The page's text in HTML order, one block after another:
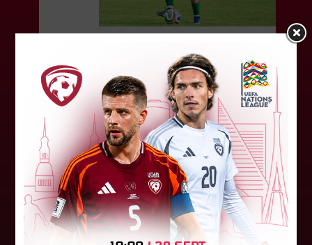
atzīta Keita Zviedre
Par "LuckyBet" Sieviešu futbola līgas jūnija
labāko spēlētāju atzīta FS "Metta" spēlētāja
Keita Zviedre. Uzvarētāja tika noskaidrota
balsojumā, kurā tika apkopotas...
06. augusts 2026.